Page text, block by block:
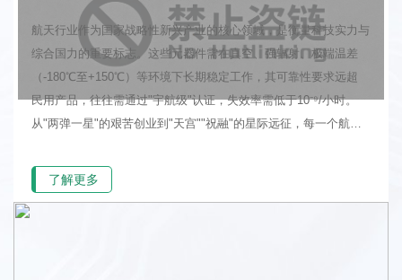
航天行业作为国家战略性新兴产业的核心领域，是衡量科技实力与
综合国力的重要标志。这些元器件需在真空、强辐射、极端温差
（-180℃至+150℃）等环境下长期稳定工作，其可靠性要求远超
民用产品，往往需通过"宇航级"认证，失效率需低于10⁻⁹/小时。
从"两弹一星"的艰苦创业到"天宫""祝融"的星际远征，每一个航天
着追求。
了解更多